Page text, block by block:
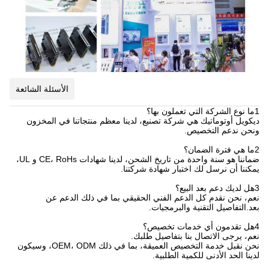
الأسئلة الشائعة
1ما نوع الشركة التي تعملون بها؟
ديكويل أوتوماتيك هي شركة تصنيع، لدينا معظم منتجاتنا في المخزون
ونحن ندعم التخصيص.
ضماننا هو سنة واحدة من تاريخ الشحن، لدينا شهادات CE، RoHs و UL،
يمكننا أن نرسل لك اختبار شهادة شركتنا.
نعم، نحن نقدم كل الدعم الفني الحقيقي بما في ذلك الدعم عن
بعد.التفاصيل التقنية والبرمجيات.
4هل تقدمون أي خدمات تخصيص؟
نعم، يرجى الاتصال بنا بتفاصيل طلبك.
نحن نقبل خدمة التخصيص العميقة، بما في ذلك OEM، ODM، وسيكون
لدينا الحد الأدنى للكمية الطلبية.